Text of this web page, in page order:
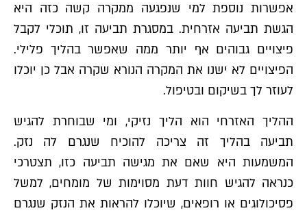
אפשרות נוספת למי שנפגעה ממקרה קשה כזה היא
הגשת תביעה אזרחית. במסגרת תביעה זו, תוכלי לקבל
פיצויים גבוהים אף יותר ממה שאפשר בהליך פלילי.
הפיצויים לא ישנו את המקרה הנורא שקרה אבל כן יוכלו
לעוזר לך בשיקום ובטיפול.
ההליך האזרחי הוא הליך נזיקי, ומי שבוחרת להגיש
תביעה בהליך זה צריכה להוכיח שנגרם לה נזק.
המשמעות היא שאם את מגישה תביעה כזו, תצטרכי
כנראה להגיש חוות דעת מסוימות של מומחים, למשל
פסיכולוגים או רופאים, שיוכלו להראות את הנזק שנגרם